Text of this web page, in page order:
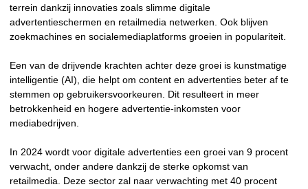
terrein dankzij innovaties zoals slimme digitale
advertentieschermen en retailmedia netwerken. Ook blijven
zoekmachines en socialemediaplatforms groeien in populariteit.
Een van de drijvende krachten achter deze groei is kunstmatige
intelligentie (AI), die helpt om content en advertenties beter af te
stemmen op gebruikersvoorkeuren. Dit resulteert in meer
betrokkenheid en hogere advertentie-inkomsten voor
mediabedrijven.
In 2024 wordt voor digitale advertenties een groei van 9 procent
verwacht, onder andere dankzij de sterke opkomst van
retailmedia. Deze sector zal naar verwachting met 40 procent